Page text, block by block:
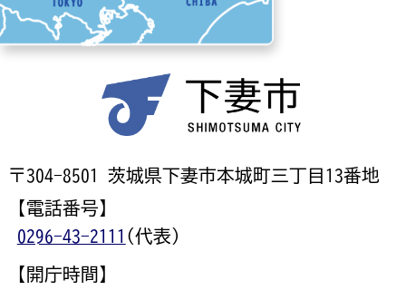
〒304-8501 茨城県下妻市本城町三丁目13番地
【電話番号】
0296-43-2111 (代表)
【開庁時間】